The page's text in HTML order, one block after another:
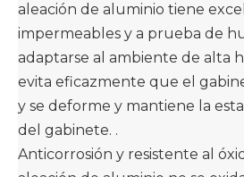
aleación de aluminio tiene
impermeables y a prueba de
adaptarse al ambiente de alta
evita eficazmente que el
y se deforme y mantiene la
del gabinete. . ‌
Anticorrosión y resistente al